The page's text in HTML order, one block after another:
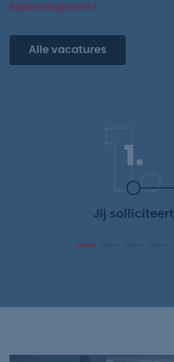
topwerkgevers!
Alle vacatures
1.
1.
Jij solliciteert